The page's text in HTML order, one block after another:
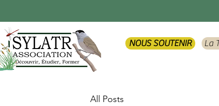
NOUS SOUTENIR La
All Posts